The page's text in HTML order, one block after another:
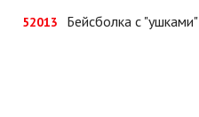
52013 Бейсболка с "ушками"